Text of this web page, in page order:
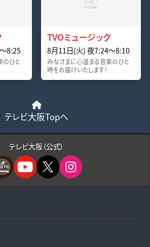
8:25
のひと
TVOミュージック
8月11日(火) 夜7:24〜8:10
みなさまに心温まる音楽のひと
時をお届けいたします！
テレビ大阪Topへ
テレビ大阪（公式）